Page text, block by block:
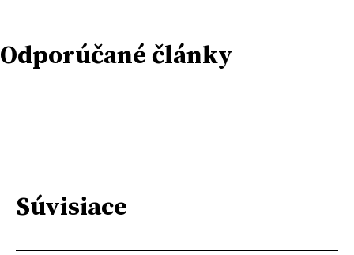
Odporúčané články
Súvisiace